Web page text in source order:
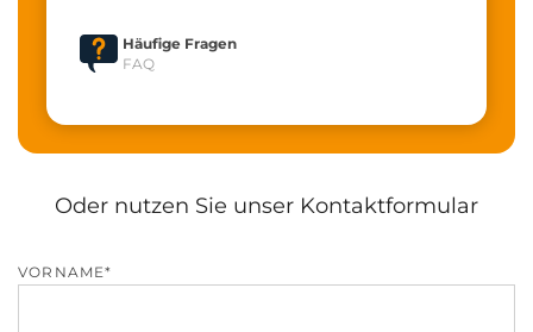
Häufige Fragen
FAQ
Oder nutzen Sie unser Kontaktformular
VORNAME*